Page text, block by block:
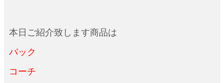
本日ご紹介致します商品は
バック
コーチ